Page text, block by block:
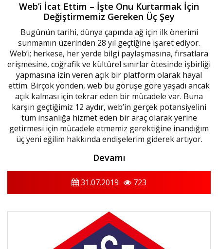
Web’i İcat Ettim – İşte Onu Kurtarmak İçin
Değiştirmemiz Gereken Üç Şey
Bugünün tarihi, dünya çapında ağ için ilk önerimi
sunmamın üzerinden 28 yıl geçtiğine işaret ediyor.
Web’i; herkese, her yerde bilgi paylaşmasına, fırsatlara
erişmesine, coğrafik ve kültürel sınırlar ötesinde işbirliği
yapmasına izin veren açık bir platform olarak hayal
ettim. Birçok yönden, web bu görüşe göre yaşadı ancak
açık kalması için tekrar eden bir mücadele var. Buna
karşın geçtiğimiz 12 aydır, web’in gerçek potansiyelini
tüm insanlığa hizmet eden bir araç olarak yerine
getirmesi için mücadele etmemiz gerektiğine inandığım
üç yeni eğilim hakkında endişelerim giderek artıyor.
Devamı
31.07.2019 723